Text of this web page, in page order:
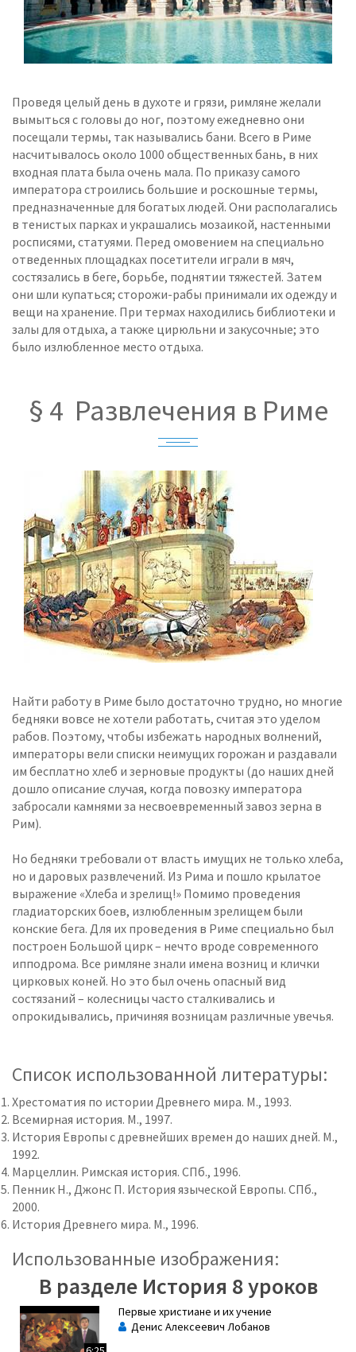
Проведя целый день в духоте и грязи, римляне желали
вымыться с головы до ног, поэтому ежедневно они
посещали термы, так назывались бани. Всего в Риме
насчитывалось около 1000 общественных бань, в них
входная плата была очень мала. По приказу самого
императора строились большие и роскошные термы,
предназначенные для богатых людей. Они располагались
в тенистых парках и украшались мозаикой, настенными
росписями, статуями. Перед омовением на специально
отведенных площадках посетители играли в мяч,
состязались в беге, борьбе, поднятии тяжестей. Затем
они шли купаться; сторожи-рабы принимали их одежду и
вещи на хранение. При термах находились библиотеки и
залы для отдыха, а также цирюльни и закусочные; это
было излюбленное место отдыха.
§ 4 Развлечения в Риме
Найти работу в Риме было достаточно трудно, но многие
бедняки вовсе не хотели работать, считая это уделом
рабов. Поэтому, чтобы избежать народных волнений,
императоры вели списки неимущих горожан и раздавали
им бесплатно хлеб и зерновые продукты (до наших дней
дошло описание случая, когда повозку императора
забросали камнями за несвоевременный завоз зерна в
Рим).
Но бедняки требовали от власть имущих не только хлеба,
но и даровых развлечений. Из Рима и пошло крылатое
выражение «Хлеба и зрелищ!» Помимо проведения
гладиаторских боев, излюбленным зрелищем были
конские бега. Для их проведения в Риме специально был
построен Большой цирк – нечто вроде современного
ипподрома. Все римляне знали имена возниц и клички
цирковых коней. Но это был очень опасный вид
состязаний – колесницы часто сталкивались и
опрокидывались, причиняя возницам различные увечья.
Список использованной литературы:
Хрестоматия по истории Древнего мира. М., 1993.
Всемирная история. М., 1997.
История Европы с древнейших времен до наших дней. М.,
1992.
Марцеллин. Римская история. СПб., 1996.
Пенник Н., Джонс П. История языческой Европы. СПб.,
2000.
История Древнего мира. М., 1996.
Использованные изображения:
В разделе История 8 уроков
Первые христиане и их учение
Денис Алексеевич Лобанов